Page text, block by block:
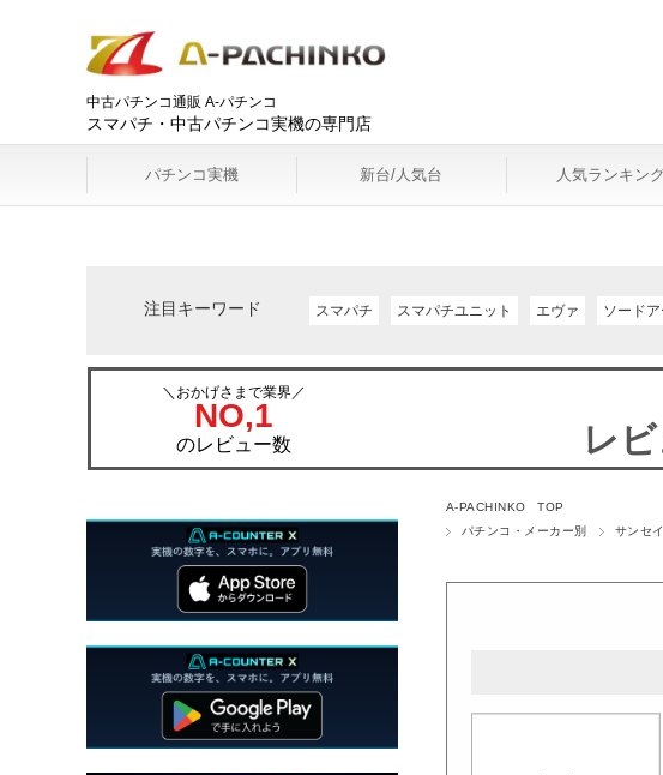
中古パチンコ通販 A-パチンコ
スマパチ・中古パチンコ実機の専門店
パチンコ実機 新台/人気台 人気ランキン
注目キーワード スマパチ スマパチユニット エヴァ ソードア
＼おかげさまで業界／
NO,1
のレビュー数 レ
A-PACHINKO TOP
パチンコ・メーカー別
サンセイ